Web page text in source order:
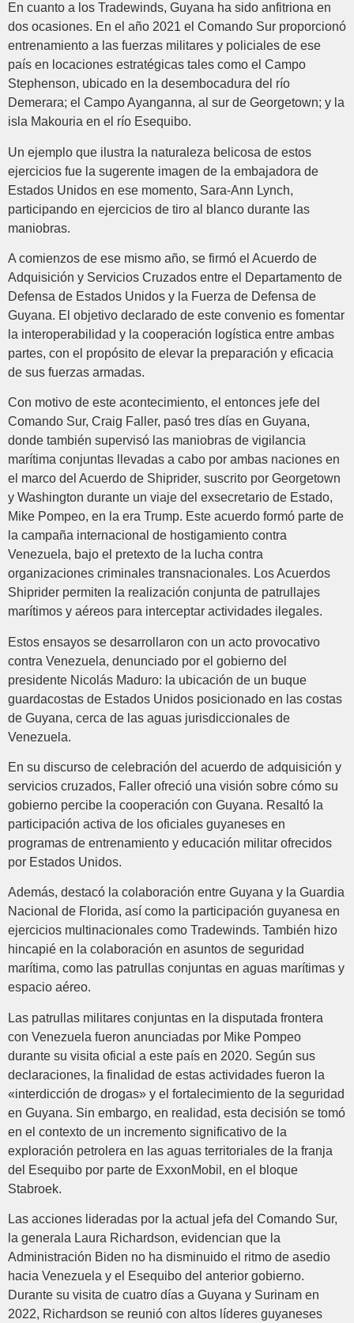
En cuanto a los Tradewinds, Guyana ha sido anfitriona en
dos ocasiones. En el año 2021 el Comando Sur proporcionó
entrenamiento a las fuerzas militares y policiales de ese
país en locaciones estratégicas tales como el Campo
Stephenson, ubicado en la desembocadura del río
Demerara; el Campo Ayanganna, al sur de Georgetown; y la
isla Makouria en el río Esequibo.
Un ejemplo que ilustra la naturaleza belicosa de estos
ejercicios fue la sugerente imagen de la embajadora de
Estados Unidos en ese momento, Sara-Ann Lynch,
participando en ejercicios de tiro al blanco durante las
maniobras.
A comienzos de ese mismo año, se firmó el Acuerdo de
Adquisición y Servicios Cruzados entre el Departamento de
Defensa de Estados Unidos y la Fuerza de Defensa de
Guyana. El objetivo declarado de este convenio es fomentar
la interoperabilidad y la cooperación logística entre ambas
partes, con el propósito de elevar la preparación y eficacia
de sus fuerzas armadas.
Con motivo de este acontecimiento, el entonces jefe del
Comando Sur, Craig Faller, pasó tres días en Guyana,
donde también supervisó las maniobras de vigilancia
marítima conjuntas llevadas a cabo por ambas naciones en
el marco del Acuerdo de Shiprider, suscrito por Georgetown
y Washington durante un viaje del exsecretario de Estado,
Mike Pompeo, en la era Trump. Este acuerdo formó parte de
la campaña internacional de hostigamiento contra
Venezuela, bajo el pretexto de la lucha contra
organizaciones criminales transnacionales. Los Acuerdos
Shiprider permiten la realización conjunta de patrullajes
marítimos y aéreos para interceptar actividades ilegales.
Estos ensayos se desarrollaron con un acto provocativo
contra Venezuela, denunciado por el gobierno del
presidente Nicolás Maduro: la ubicación de un buque
guardacostas de Estados Unidos posicionado en las costas
de Guyana, cerca de las aguas jurisdiccionales de
Venezuela.
En su discurso de celebración del acuerdo de adquisición y
servicios cruzados, Faller ofreció una visión sobre cómo su
gobierno percibe la cooperación con Guyana. Resaltó la
participación activa de los oficiales guyaneses en
programas de entrenamiento y educación militar ofrecidos
por Estados Unidos.
Además, destacó la colaboración entre Guyana y la Guardia
Nacional de Florida, así como la participación guyanesa en
ejercicios multinacionales como Tradewinds. También hizo
hincapié en la colaboración en asuntos de seguridad
marítima, como las patrullas conjuntas en aguas marítimas y
espacio aéreo.
Las patrullas militares conjuntas en la disputada frontera
con Venezuela fueron anunciadas por Mike Pompeo
durante su visita oficial a este país en 2020. Según sus
declaraciones, la finalidad de estas actividades fueron la
«interdicción de drogas» y el fortalecimiento de la seguridad
en Guyana. Sin embargo, en realidad, esta decisión se tomó
en el contexto de un incremento significativo de la
exploración petrolera en las aguas territoriales de la franja
del Esequibo por parte de ExxonMobil, en el bloque
Stabroek.
Las acciones lideradas por la actual jefa del Comando Sur,
la generala Laura Richardson, evidencian que la
Administración Biden no ha disminuido el ritmo de asedio
hacia Venezuela y el Esequibo del anterior gobierno.
Durante su visita de cuatro días a Guyana y Surinam en
2022, Richardson se reunió con altos líderes guyaneses